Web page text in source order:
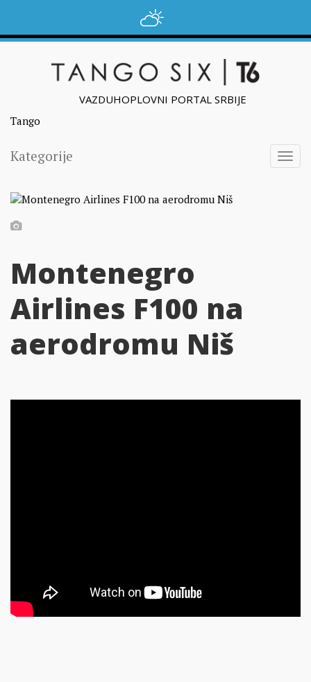
VAZDUHOPLOVNI PORTAL SRBIJE
Tango
Kategorije
Montenegro
Airlines F100 na
aerodromu Niš